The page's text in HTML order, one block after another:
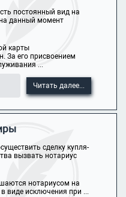
постоянный вид на
данный момент
карты
За его присвоением
...
Читать далее...
сделку купля-
вызвать нотариус
нотариусом на
виде исключения при ...